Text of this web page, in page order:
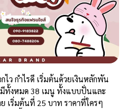
ไว กำไรดี เริ่มต้นด้วยเงินหลักพัน
มีทั้งหมด 38 เมนู ทั้งแบบปั่นและ
เริ่มต้นที่ 25 บาท ราคาที่ใครๆ